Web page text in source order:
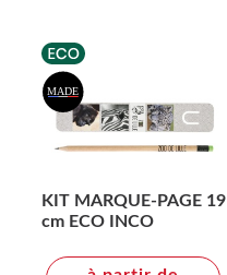
KIT MARQUE-PAGE 19
cm ECO INCO